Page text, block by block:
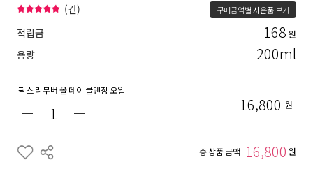
(건) 구매금액별 사은품 보기
적립금 168 원
용량 200ml
픽스 리무버 올 데이 클렌징 오일
16,800 원
총 상품 금액 16,800 원